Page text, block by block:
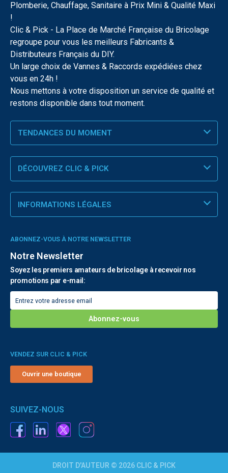
Plomberie, Chauffage, Sanitaire à Prix Mini & Qualité Maxi
!
Clic & Pick - La Place de Marché Française du Bricolage
regroupe pour vous les meilleurs Fabricants &
Distributeurs Français du DIY.
Un large choix de Vannes & Raccords expédiées chez
vous en 24h !
Nous mettons à votre disposition un service de qualité et
restons disponible dans tout moment.
TENDANCES DU MOMENT
DÉCOUVREZ CLIC & PICK
INFORMATIONS LÉGALES
ABONNEZ-VOUS À NOTRE NEWSLETTER
Notre Newsletter
Soyez les premiers amateurs de bricolage à recevoir nos
promotions par e-mail:
VENDEZ SUR CLIC & PICK
Ouvrir une boutique
SUIVEZ-NOUS
DROIT D'AUTEUR © 2026 CLIC & PICK